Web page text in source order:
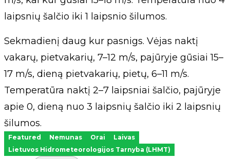
laipsnių šalčio iki 1 laipsnio šilumos.
Sekmadienį daug kur pasnigs. Vėjas naktį
vakarų, pietvakarių, 7–12 m/s, pajūryje gūsiai 15–
17 m/s, dieną pietvakarių, pietų, 6–11 m/s.
Temperatūra naktį 2–7 laipsniai šalčio, pajūryje
apie 0, dieną nuo 3 laipsnių šalčio iki 2 laipsnių
šilumos.
Featured Nemunas Orai
Laivas
Lietuvos Hidrometeorologijos Tarnyba (LHMT)